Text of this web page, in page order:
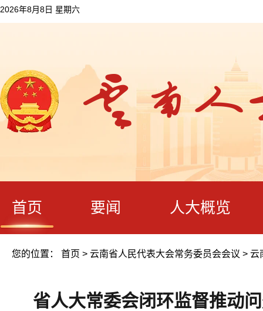
2026年8月8日 星期六
首页 要闻 人大概览
您的位置： 首页 > 云南省人民代表大会常务委员会会议 > 云
省人大常委会闭环监督推动